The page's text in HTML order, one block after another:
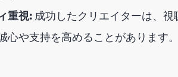
重視: 成功したクリエイターは、
心や支持を高めることがあります。